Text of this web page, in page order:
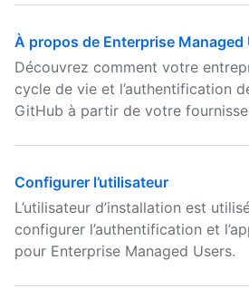
À propos de Enterprise Managed
Découvrez comment votre
cycle de vie et l’authentification
GitHub à partir de votre
Configurer l’utilisateur
L’utilisateur d’installation est
configurer l’authentification et
pour Enterprise Managed Users.